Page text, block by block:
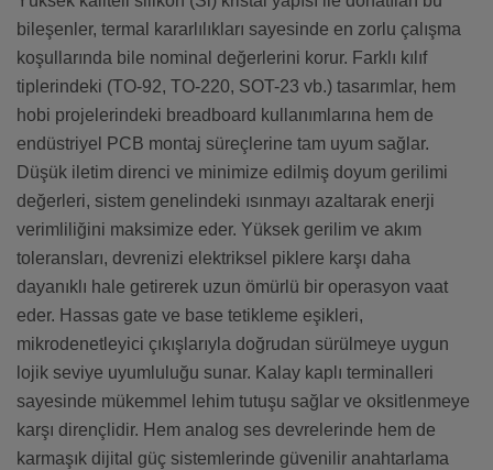
bileşenler, termal kararlılıkları sayesinde en zorlu çalışma
koşullarında bile nominal değerlerini korur. Farklı kılıf
tiplerindeki (TO-92, TO-220, SOT-23 vb.) tasarımlar, hem
hobi projelerindeki breadboard kullanımlarına hem de
endüstriyel PCB montaj süreçlerine tam uyum sağlar.
Düşük iletim direnci ve minimize edilmiş doyum gerilimi
değerleri, sistem genelindeki ısınmayı azaltarak enerji
verimliliğini maksimize eder. Yüksek gerilim ve akım
toleransları, devrenizi elektriksel piklere karşı daha
dayanıklı hale getirerek uzun ömürlü bir operasyon vaat
eder. Hassas gate ve base tetikleme eşikleri,
mikrodenetleyici çıkışlarıyla doğrudan sürülmeye uygun
lojik seviye uyumluluğu sunar. Kalay kaplı terminalleri
sayesinde mükemmel lehim tutuşu sağlar ve oksitlenmeye
karşı dirençlidir. Hem analog ses devrelerinde hem de
karmaşık dijital güç sistemlerinde güvenilir anahtarlama